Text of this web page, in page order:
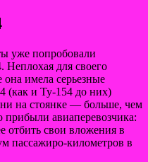
уже попробовали
Неплохая для своего
имела серьезные
(как и Ту-154 до них)
на стоянке — больше, чем
авиаперевозчика:
отбить свои вложения в
пассажиро-километров в